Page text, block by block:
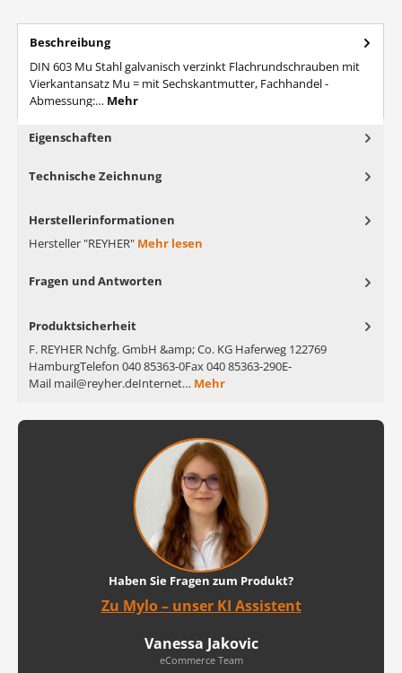
Beschreibung
DIN 603 Mu Stahl galvanisch verzinkt Flachrundschrauben mit
Vierkantansatz Mu = mit Sechskantmutter, Fachhandel -
Abmessung:… Mehr
Eigenschaften
Technische Zeichnung
Herstellerinformationen
Hersteller "REYHER" Mehr lesen
Fragen und Antworten
Produktsicherheit
F. REYHER Nchfg. GmbH &amp; Co. KG Haferweg 122769
HamburgTelefon 040 85363-0Fax 040 85363-290E-
Mail mail@reyher.deInternet… Mehr
Haben Sie Fragen zum Produkt?
Zu Mylo – unser KI Assistent
Vanessa Jakovic
eCommerce Team